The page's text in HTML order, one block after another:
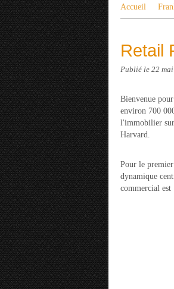
Accueil
Retail
Publié le 22
Bienvenue
environ 700
l'immobilier sur
Harvard.
Pour le
dynamique
commercial est